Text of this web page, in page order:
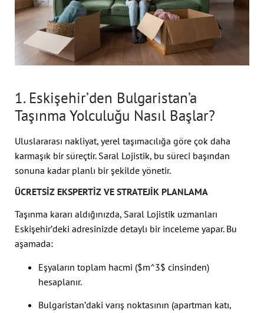
1. Eskişehir’den Bulgaristan’a
Taşınma Yolculuğu Nasıl Başlar?
Uluslararası nakliyat, yerel taşımacılığa göre çok daha
karmaşık bir süreçtir. Saral Lojistik, bu süreci başından
sonuna kadar planlı bir şekilde yönetir.
ÜCRETSIZ EKSPERTIZ VE STRATEJIK PLANLAMA
Taşınma kararı aldığınızda, Saral Lojistik uzmanları
Eskişehir’deki adresinizde detaylı bir inceleme yapar. Bu
aşamada:
Eşyaların toplam hacmi ($m^3$ cinsinden)
hesaplanır.
Bulgaristan’daki varış noktasının (apartman katı,